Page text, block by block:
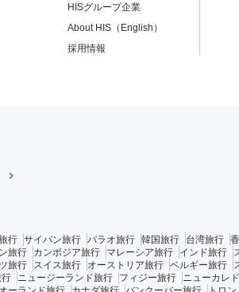
HISグループ企業
About HIS（English）
採用情報
行 サイパン旅行 パラオ旅行 韓国旅行 台湾旅行
旅行 カンボジア旅行 マレーシア旅行 インド旅行
旅行 スイス旅行 オーストリア旅行 ベルギー旅行
行
ニュージーランド旅行 フィジー旅行 ニューカレ